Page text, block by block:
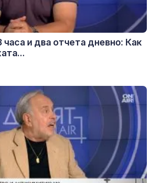
часа и два отчета дневно: Как